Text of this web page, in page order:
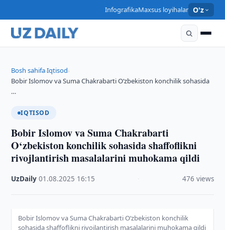
InfografikaMaxsus loyihalar O'z
Bosh sahifa›Iqtisod›
Bobir Islomov va Suma Chakrabarti O‘zbekiston konchilik sohasida
…
IQTISOD
Bobir Islomov va Suma Chakrabarti
O‘zbekiston konchilik sohasida shaffoflikni
rivojlantirish masalalarini muhokama qildi
UzDaily ·01.08.2025 16:15 476 views
Bobir Islomov va Suma Chakrabarti O‘zbekiston konchilik
sohasida shaffoflikni rivojlantirish masalalarini muhokama qildi